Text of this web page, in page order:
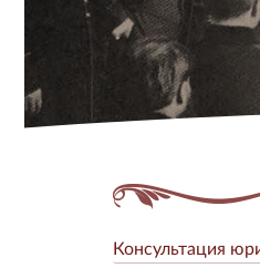
Консультация